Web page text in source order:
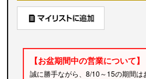
【お盆期間中の営業について】
誠に勝手ながら、8/10～15の期間